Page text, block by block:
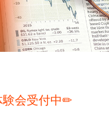
験会受付中✏